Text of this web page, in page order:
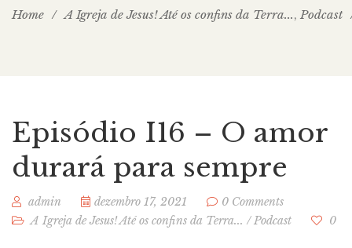
Home / A Igreja de Jesus! Até os confins da Terra..., Podcast
Episódio I16 – O amor
durará para sempre
admin dezembro 17, 2021
0 Comments
A Igreja de Jesus! Até os confins da Terra... /Podcast 0